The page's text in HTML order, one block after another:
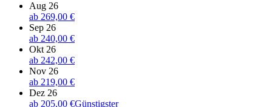
Aug 26
ab 269,00 €
Sep 26
ab 240,00 €
Okt 26
ab 242,00 €
Nov 26
ab 219,00 €
Dez 26
ab 205,00 €Günstigster